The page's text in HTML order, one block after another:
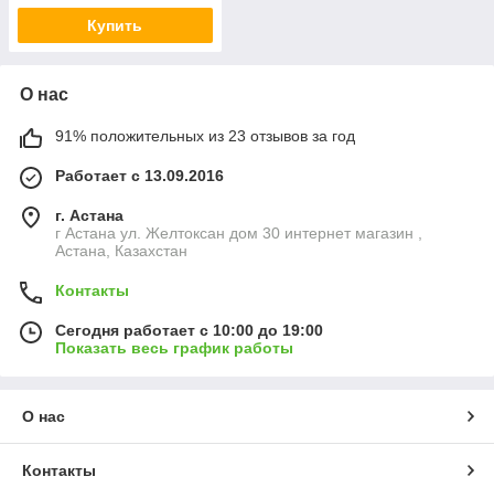
Купить
О нас
91% положительных из 23 отзывов за год
Работает с 13.09.2016
г. Астана
г Астана ул. Желтоксан дом 30 интернет магазин ,
Астана, Казахстан
Контакты
Сегодня работает с 10:00 до 19:00
Показать весь график работы
О нас
Контакты